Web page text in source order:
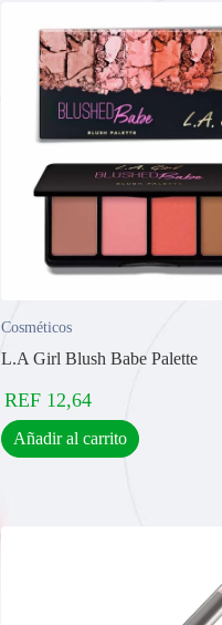
Cosméticos
L.A Girl Blush Babe Palette
REF 12,64
Añadir al carrito